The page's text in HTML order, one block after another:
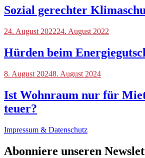
Sozial gerechter
Blog
24. August 202224. August 2022
Hürden beim
Blog
8. August 20248. August 2024
Ist Wohnraum nur für
teuer?
Impressum & Datenschutz
Abonniere unseren